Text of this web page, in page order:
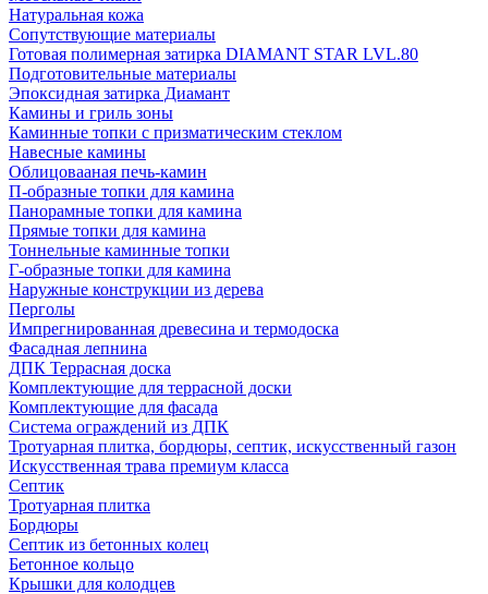
Натуральная кожа
Сопутствующие материалы
Готовая полимерная затирка DIAMANT STAR LVL.80
Подготовительные материалы
Эпоксидная затирка Диамант
Камины и гриль зоны
Каминные топки с призматическим стеклом
Навесные камины
Облицовааная печь-камин
П-образные топки для камина
Панорамные топки для камина
Прямые топки для камина
Тоннельные каминные топки
Г-образные топки для камина
Наружные конструкции из дерева
Перголы
Импрегнированная древесина и термодоска
Фасадная лепнина
ДПК Террасная доска
Комплектующие для террасной доски
Комплектующие для фасада
Система ограждений из ДПК
Тротуарная плитка, бордюры, септик, искусственный газон
Искусственная трава премиум класса
Септик
Тротуарная плитка
Бордюры
Септик из бетонных колец
Бетонное кольцо
Крышки для колодцев